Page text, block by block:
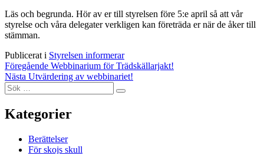
Läs och begrunda. Hör av er till styrelsen före 5:e april så att vår
styrelse och våra delegater verkligen kan företräda er när de åker till
stämman.
Publicerat i Styrelsen informerar
Inläggsnavigering
Föregående Webbinarium för Trädskällarjakt!
Nästa Utvärdering av webbinariet!
Sök
efter:
Sök
Kategorier
Berättelser
För skojs skull